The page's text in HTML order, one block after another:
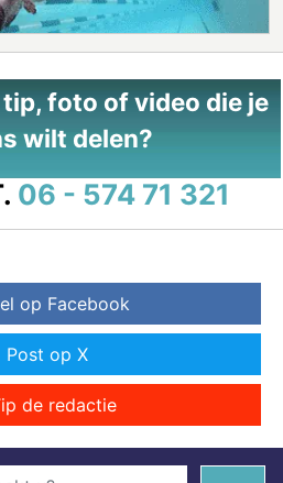
tip, foto of video die je
wilt delen?
06 - 574 71 321
op Facebook
Post op X
de redactie